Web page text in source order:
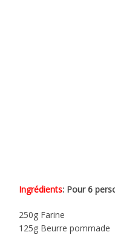
Ingrédients: Pour 6
250g Farine
125g Beurre pommade